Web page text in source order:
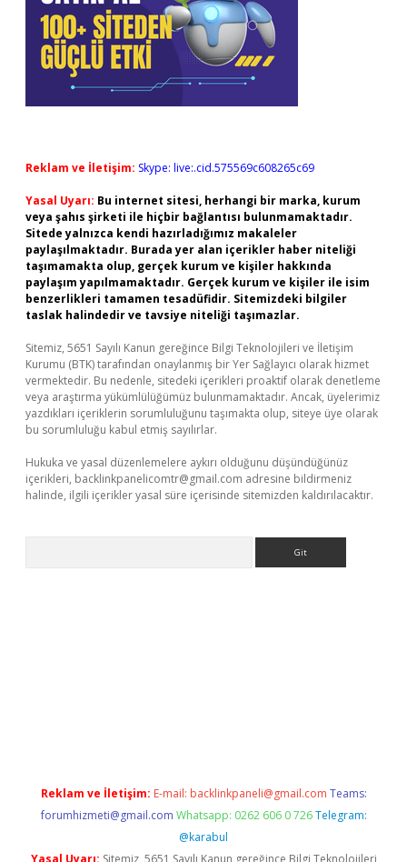
Reklam ve İletişim: Skype: live:.cid.575569c608265c69
Yasal Uyarı: Bu internet sitesi, herhangi bir marka, kurum
veya şahıs şirketi ile hiçbir bağlantısı bulunmamaktadır.
Sitede yalnızca kendi hazırladığımız makaleler
paylaşılmaktadır. Burada yer alan içerikler haber niteliği
taşımamakta olup, gerçek kurum ve kişiler hakkında
paylaşım yapılmamaktadır. Gerçek kurum ve kişiler ile isim
benzerlikleri tamamen tesadüfidir. Sitemizdeki bilgiler
taslak halindedir ve tavsiye niteliği taşımazlar.
Sitemiz, 5651 Sayılı Kanun gereğince Bilgi Teknolojileri ve İletişim
Kurumu (BTK) tarafından onaylanmış bir Yer Sağlayıcı olarak hizmet
vermektedir. Bu nedenle, sitedeki içerikleri proaktif olarak denetleme
veya araştırma yükümlülüğümüz bulunmamaktadır. Ancak, üyelerimiz
yazdıkları içeriklerin sorumluluğunu taşımakta olup, siteye üye olarak
bu sorumluluğu kabul etmiş sayılırlar.
Hukuka ve yasal düzenlemelere aykırı olduğunu düşündüğünüz
içerikleri, backlinkpanelicomtr@gmail.com adresine bildirmeniz
halinde, ilgili içerikler yasal süre içerisinde sitemizden kaldırılacaktır.
Reklam ve İletişim: E-mail: backlinkpaneli@gmail.com Teams:
forumhizmeti@gmail.com Whatsapp: 0262 606 0 726 Telegram:
@karabul
Yasal Uyarı: Sitemiz, 5651 Sayılı Kanun gereğince Bilgi Teknolojileri